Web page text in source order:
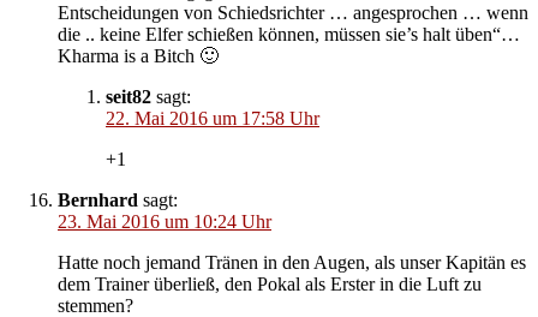
Entscheidungen von Schiedsrichter … angesprochen … wenn
die .. keine Elfer schießen können, müssen sie’s halt üben“…
Kharma is a Bitch 🙂
seit82 sagt:
22. Mai 2016 um 17:58 Uhr
+1
Bernhard sagt:
23. Mai 2016 um 10:24 Uhr
Hatte noch jemand Tränen in den Augen, als unser Kapitän es
dem Trainer überließ, den Pokal als Erster in die Luft zu
stemmen?